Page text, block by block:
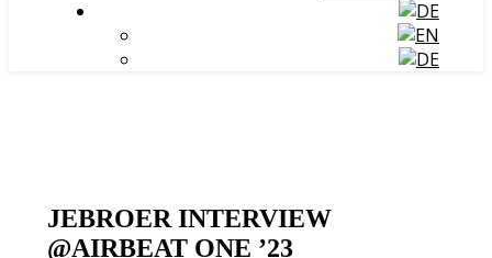
JEBROER INTERVIEW
@AIRBEAT ONE ’23